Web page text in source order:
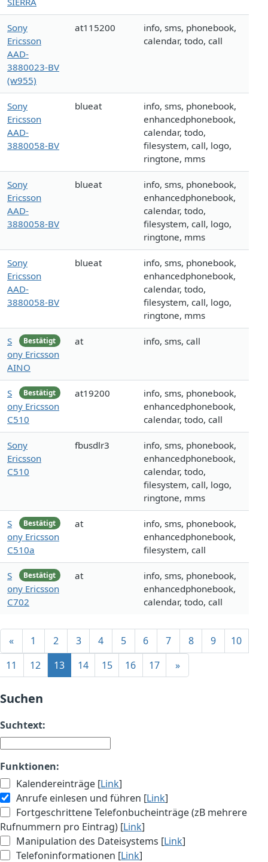
Sony
Ericsson
AAD-
3880023-BV
(w955)
at115200
info, sms, phonebook,
calendar, todo, call
Sony
Ericsson
AAD-
3880058-BV
blueat
info, sms, phonebook,
enhancedphonebook,
calendar, todo,
filesystem, call, logo,
ringtone, mms
Sony
Ericsson
AAD-
3880058-BV
blueat
info, sms, phonebook,
enhancedphonebook,
calendar, todo,
filesystem, call, logo,
ringtone, mms
Sony
Ericsson
AAD-
3880058-BV
blueat
info, sms, phonebook,
enhancedphonebook,
calendar, todo,
filesystem, call, logo,
ringtone, mms
Bestätigt
S
ony Ericsson
AINO
at info, sms, call
Bestätigt
S
ony Ericsson
C510
at19200
info, sms, phonebook,
enhancedphonebook,
calendar, todo, call
Sony
Ericsson
C510
fbusdlr3
info, sms, phonebook,
enhancedphonebook,
calendar, todo,
filesystem, call, logo,
ringtone, mms
Bestätigt
S
ony Ericsson
C510a
at
info, sms, phonebook,
enhancedphonebook,
filesystem, call
Bestätigt
S
ony Ericsson
C702
at
info, sms, phonebook,
enhancedphonebook,
calendar, todo, call
« 1 2 3 4 5 6 7 8 9
10
11
12 13 14 15 16 17 »
Suchen
Suchtext:
Funktionen:
Kalendereinträge [Link]
Anrufe einlesen und führen [Link]
Fortgeschrittene Telefonbucheinträge (zB mehrere
Rufnummern pro Eintrag) [Link]
Manipulation des Dateisystems [Link]
Telefoninformationen [Link]